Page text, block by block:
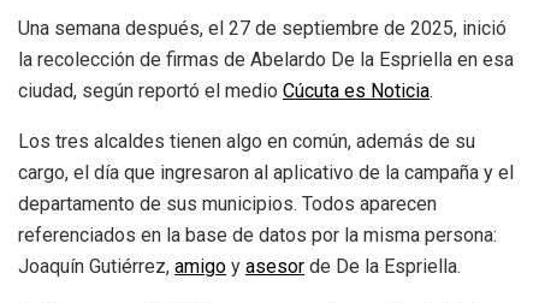
Una semana después, el 27 de septiembre de 2025, inició
la recolección de firmas de Abelardo De la Espriella en esa
ciudad, según reportó el medio Cúcuta es Noticia.
Los tres alcaldes tienen algo en común, además de su
cargo, el día que ingresaron al aplicativo de la campaña y el
departamento de sus municipios. Todos aparecen
referenciados en la base de datos por la misma persona:
Joaquín Gutiérrez, amigo y asesor de De la Espriella.